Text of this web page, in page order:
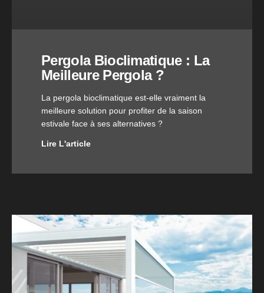
Pergola Bioclimatique : La
Meilleure Pergola ?
La pergola bioclimatique est-elle vraiment la
meilleure solution pour profiter de la saison
estivale face à ses alternatives ?
Lire L'article